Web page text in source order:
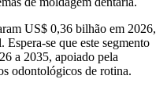
US$ 0,36 bilhão em 2026,
se que este segmento
a 2035, apoiado pela
odontológicos de rotina.